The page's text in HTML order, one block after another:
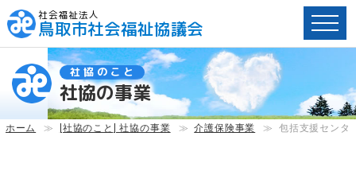
ジ
へ
社会福祉法人
鳥取市社会福祉協議会
社協のこと
社協の事業
ホーム ≫ [社協のこと] 社協の事業 ≫ 介護保険事業 ≫ 包括支援センタ